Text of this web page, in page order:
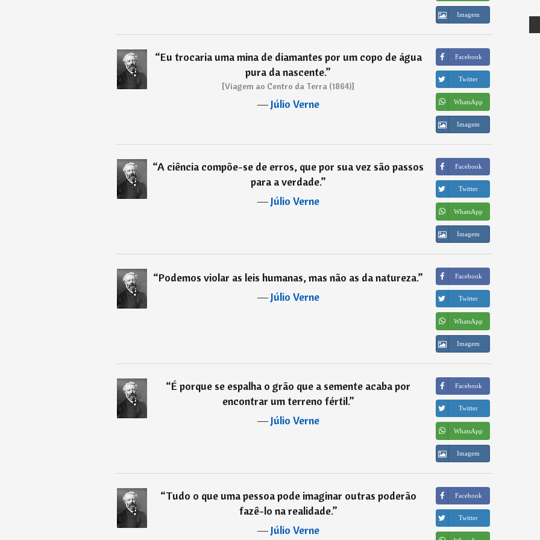
Imagem
“Eu trocaria uma mina de diamantes por um copo de água
pura da nascente.”
[Viagem ao Centro da Terra (1864)]
―Júlio Verne
Facebook
Twitter
WhatsApp
Imagem
“A ciência compõe-se de erros, que por sua vez são passos
para a verdade.”
―Júlio Verne
Facebook
Twitter
WhatsApp
Imagem
“Podemos violar as leis humanas, mas não as da natureza.”
―Júlio Verne
Facebook
Twitter
WhatsApp
Imagem
“É porque se espalha o grão que a semente acaba por
encontrar um terreno fértil.”
―Júlio Verne
Facebook
Twitter
WhatsApp
Imagem
“Tudo o que uma pessoa pode imaginar outras poderão
fazê-lo na realidade.”
―Júlio Verne
Facebook
Twitter